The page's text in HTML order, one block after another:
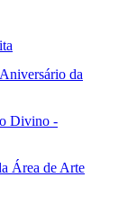
da
Divino -
Área de Arte